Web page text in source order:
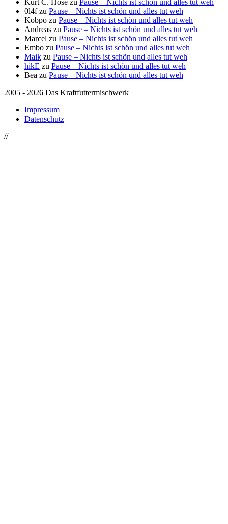
Kurt C. Hose zu Pause – Nichts ist schön und alles tut weh
0l4fzu Pause – Nichts ist schön und alles tut weh
Kobpo zu Pause – Nichts ist schön und alles tut weh
Andreas zu Pause – Nichts ist schön und alles tut weh
Marcel zu Pause – Nichts ist schön und alles tut weh
Embo zu Pause – Nichts ist schön und alles tut weh
Maik zu Pause – Nichts ist schön und alles tut weh
hikE zu Pause – Nichts ist schön und alles tut weh
Bea zu Pause – Nichts ist schön und alles tut weh
2005 - 2026 Das Kraftfuttermischwerk
Impressum
Datenschutz
//